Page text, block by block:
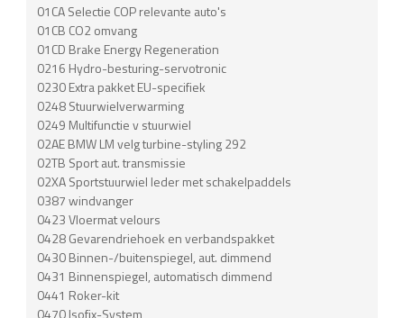
01CA Selectie COP relevante auto's
01CB CO2 omvang
01CD Brake Energy Regeneration
0216 Hydro-besturing-servotronic
0230 Extra pakket EU-specifiek
0248 Stuurwielverwarming
0249 Multifunctie v stuurwiel
02AE BMW LM velg turbine-styling 292
02TB Sport aut. transmissie
02XA Sportstuurwiel leder met schakelpaddels
0387 windvanger
0423 Vloermat velours
0428 Gevarendriehoek en verbandspakket
0430 Binnen-/buitenspiegel, aut. dimmend
0431 Binnenspiegel, automatisch dimmend
0441 Roker-kit
0470 Isofix-System